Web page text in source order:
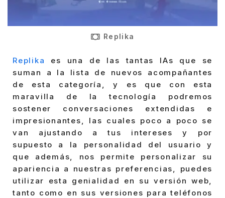
Replika
Replika
es una de las tantas IAs que se
suman a la lista de nuevos acompañantes
de esta categoría, y es que con esta
maravilla de la tecnología podremos
sostener conversaciones extendidas e
impresionantes, las cuales poco a poco se
van ajustando a tus intereses y por
supuesto a la personalidad del usuario y
que además, nos permite personalizar su
apariencia a nuestras preferencias, puedes
utilizar esta genialidad en su versión web,
tanto como en sus versiones para teléfonos